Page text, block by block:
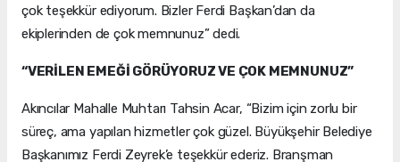
çok teşekkür ediyorum. Bizler Ferdi Başkan’dan da
ekiplerinden de çok memnunuz” dedi.
“VERİLEN EMEĞİ GÖRÜYORUZ VE ÇOK MEMNUNUZ”
Akıncılar Mahalle Muhtarı Tahsin Acar, “Bizim için zorlu bir
süreç, ama yapılan hizmetler çok güzel. Büyükşehir Belediye
Başkanımız Ferdi Zeyrek’e teşekkür ederiz. Branşman